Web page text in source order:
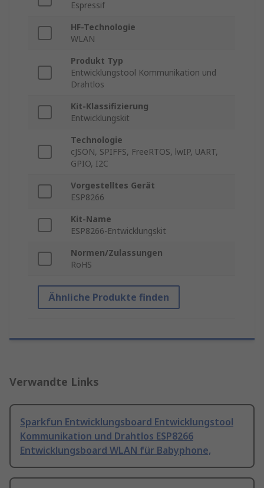
Espressif
HF-Technologie
WLAN
Produkt Typ
Entwicklungstool Kommunikation und
Drahtlos
Kit-Klassifizierung
Entwicklungskit
Technologie
cJSON, SPIFFS, FreeRTOS, lwIP, UART,
GPIO, I2C
Vorgestelltes Gerät
ESP8266
Kit-Name
ESP8266-Entwicklungskit
Normen/Zulassungen
RoHS
Ähnliche Produkte finden
Verwandte Links
Sparkfun Entwicklungsboard Entwicklungstool
Kommunikation und Drahtlos ESP8266
Entwicklungsboard WLAN für Babyphone,